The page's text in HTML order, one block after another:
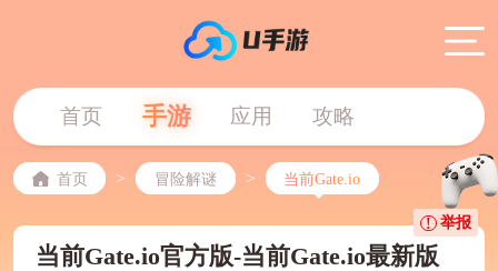
首页 手游 应用 攻略
首页 > 冒险解谜 > 当前Gate.io
当前Gate.io官方版-当前Gate.io最新版
举报